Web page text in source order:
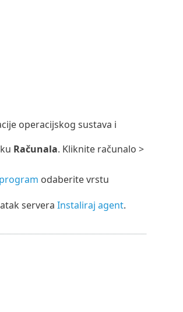
operacijskog sustava i
Računala. Kliknite računalo >
odaberite vrstu
servera Instaliraj agent.